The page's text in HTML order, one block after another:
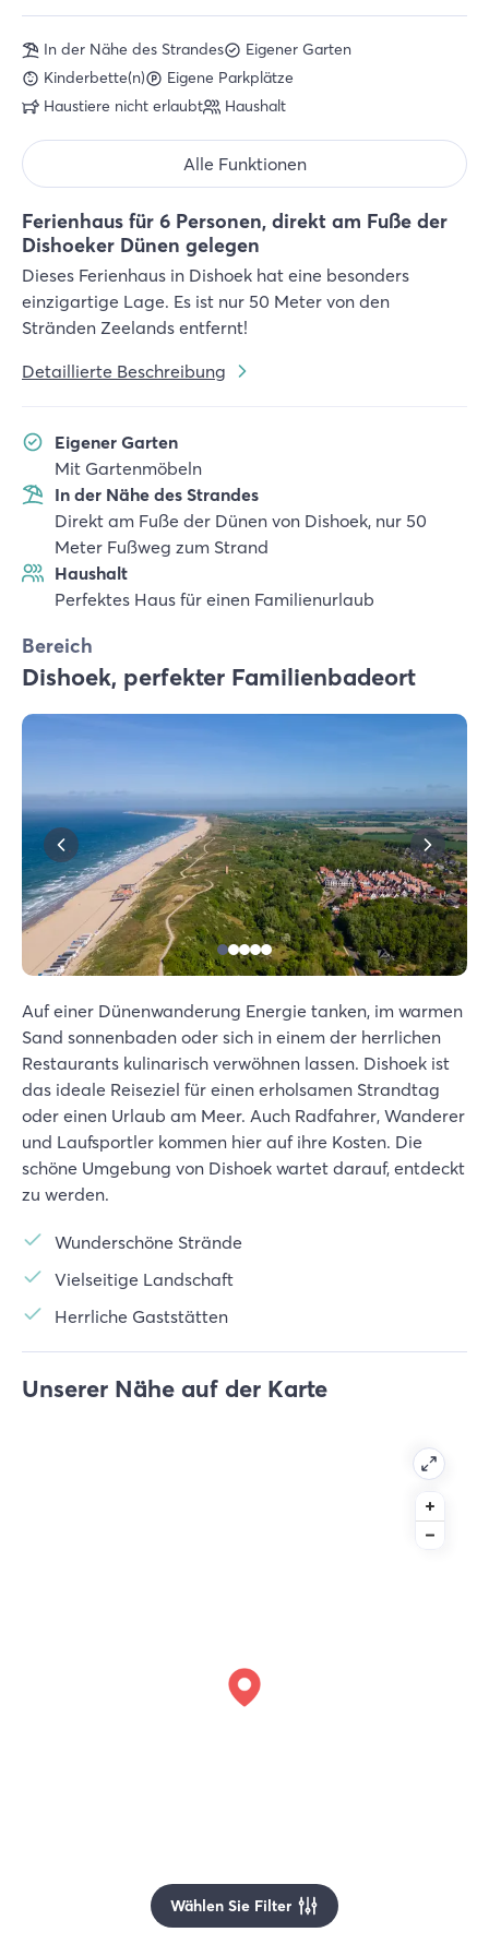
Ferienhaus für 6 Personen, direkt am Fuße der
Dishoeker Dünen gelegen
Dieses Ferienhaus in Dishoek hat eine besonders
einzigartige Lage. Es ist nur 50 Meter von den
Stränden Zeelands entfernt!
Detaillierte Beschreibung
Eigener Garten
Mit Gartenmöbeln
In der Nähe des Strandes
Direkt am Fuße der Dünen von Dishoek, nur 50
Meter Fußweg zum Strand
Haushalt
Perfektes Haus für einen Familienurlaub
In der Nähe des Strandes
Eigener Garten
Kinderbette(n)
Eigene Parkplätze
Haustiere nicht erlaubt
Haushalt
Alle Funktionen
Bereich
Dishoek, perfekter Familienbadeort
Auf einer Dünenwanderung Energie tanken, im warmen
Sand sonnenbaden oder sich in einem der herrlichen
Restaurants kulinarisch verwöhnen lassen. Dishoek ist
das ideale Reiseziel für einen erholsamen Strandtag
oder einen Urlaub am Meer. Auch Radfahrer, Wanderer
und Laufsportler kommen hier auf ihre Kosten. Die
schöne Umgebung von Dishoek wartet darauf, entdeckt
zu werden.
Wunderschöne Strände
Vielseitige Landschaft
Herrliche Gaststätten
Unserer Nähe auf der Karte
Wählen Sie Filter